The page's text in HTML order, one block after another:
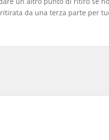
da una terza parte per